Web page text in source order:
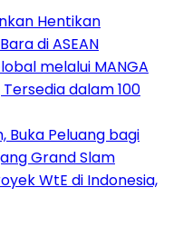
Hentikan
di ASEAN
melalui MANGA
dalam 100
Buka Peluang bagi
Grand Slam
WtE di Indonesia,